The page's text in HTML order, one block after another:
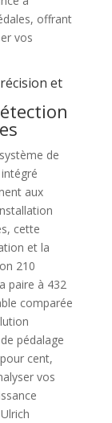
offrant
vos
et
de
aux
cette
et la
210
paire à 432
comparée
pédalage
cent,
vos